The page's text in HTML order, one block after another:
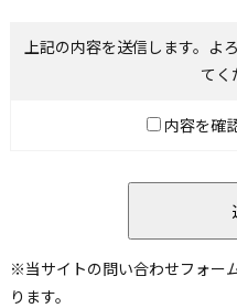
上記の内容を送信します。よ
てく
内容を確
※当サイトの問い合わせフォー
ります。